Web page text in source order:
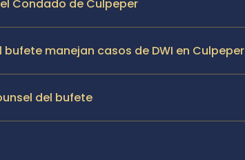
Condado de Culpeper
bufete manejan casos de DWI en Culpeper
del bufete